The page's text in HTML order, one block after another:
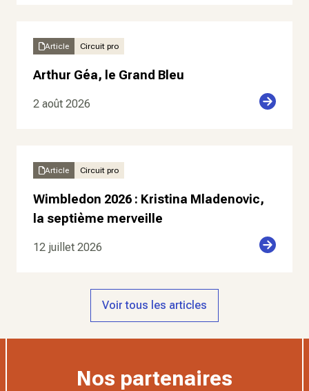
Article Circuit pro
Arthur Géa, le Grand Bleu
2 août 2026
Article Circuit pro
Wimbledon 2026 : Kristina Mladenovic,
la septième merveille
12 juillet 2026
Voir tous les articles
Nos partenaires